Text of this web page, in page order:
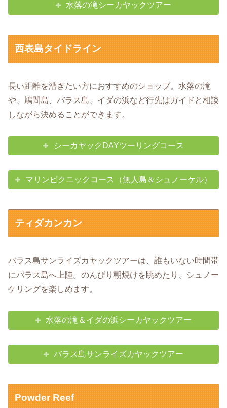
水落の滝シーカヤックツアー
西表島タイドライン
長い距離を漕ぎたい方におすすめのショップ。水落の滝
や、鳩間島、バラス島、イダの浜など行先はガイドと相談
しながら決めることができます。
シーカヤックDAYツーリングコース
マリンピクニックコース（無人島＆シュノーケル）
ティダカンカン
バラス島サンライズカヤックツアーは、誰もいない時間帯
にバラス島へ上陸。のんびり朝焼けを眺めたり、シュノー
ケリングを楽しめます。
水落の滝＆イダの浜シーカヤックツアー
バラス島サンライズカヤックツアー
Powder Reef